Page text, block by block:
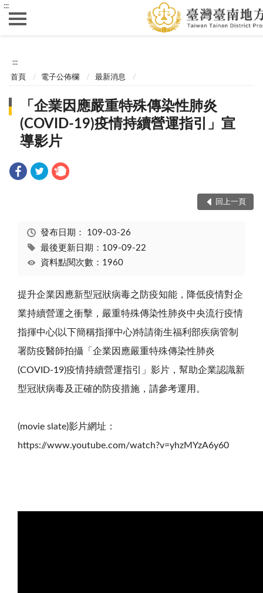
:::
:::
首頁 電子公佈欄 最新消息
「企業因應嚴重特殊傳染性肺炎
(COVID-19)疫情持續營運指引」宣
導影片
回上一頁
發布日期： 109-03-26
最後更新日期：109-09-22
資料點閱次數：1960
提升企業因應新型冠狀病毒之防疫知能，降低疫情對企
業持續營運之衝擊，嚴重特殊傳染性肺炎中央流行疫情
指揮中心(以下簡稱指揮中心)特請衛生福利部疾病管制
署防疫醫師拍攝「企業因應嚴重特殊傳染性肺炎
(COVID-19)疫情持續營運指引」影片，幫助企業認識新
型冠狀病毒及正確的防疫措施，請參考運用。
(movie slate)影片網址：
https://www.youtube.com/watch?v=yhzMYzA6y60